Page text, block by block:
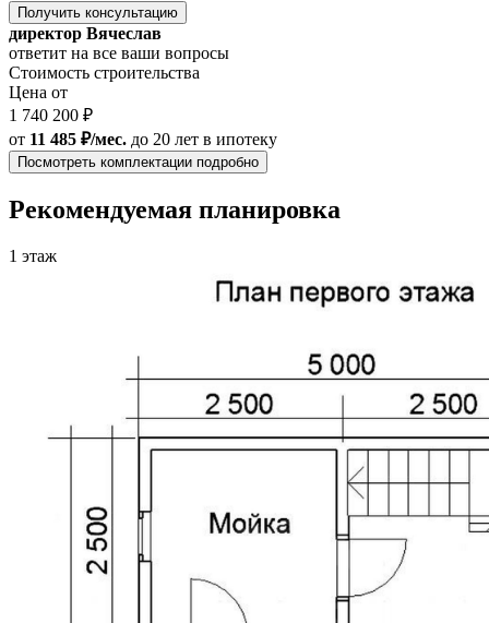
Получить консультацию
директор Вячеслав
ответит на все ваши вопросы
Стоимость строительства
Цена от
1 740 200 ₽
от 11 485 ₽/мес. до 20 лет в ипотеку
Посмотреть комплектации подробно
Рекомендуемая планировка
1 этаж